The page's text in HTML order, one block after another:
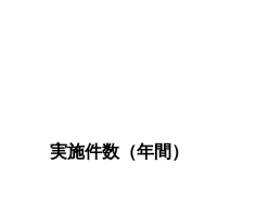
実施件数（年間）